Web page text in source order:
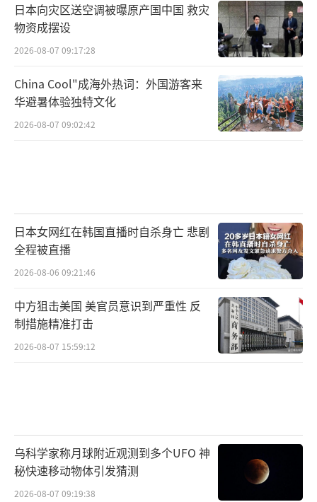
日本向灾区送空调被曝原产国中国 救灾
物资成摆设
2026-08-07 09:17:28
China Cool"成海外热词：外国游客来
华避暑体验独特文化
2026-08-07 09:02:42
日本女网红在韩国直播时自杀身亡 悲剧
全程被直播
2026-08-06 09:21:46
中方狙击美国 美官员意识到严重性 反
制措施精准打击
2026-08-07 15:59:12
乌科学家称月球附近观测到多个UFO 神
秘快速移动物体引发猜测
2026-08-07 09:19:38